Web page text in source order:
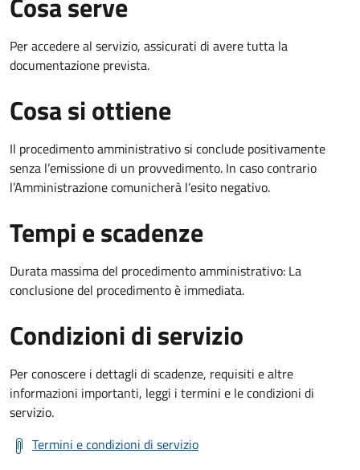
Per accedere al servizio, assicurati di avere tutta la
documentazione prevista.
Cosa si ottiene
Il procedimento amministrativo si conclude positivamente
senza l’emissione di un provvedimento. In caso contrario
l’Amministrazione comunicherà l’esito negativo.
Tempi e scadenze
Durata massima del procedimento amministrativo: La
conclusione del procedimento è immediata.
Condizioni di servizio
Per conoscere i dettagli di scadenze, requisiti e altre
informazioni importanti, leggi i termini e le condizioni di
servizio.
Termini e condizioni di servizio